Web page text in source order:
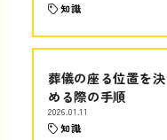
知識
葬儀の座る位置を決
める際の手順
2026.01.11
知識